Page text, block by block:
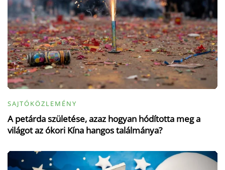
SAJTÓKÖZLEMÉNY
A petárda születése, azaz hogyan hódította meg a
világot az ókori Kína hangos találmánya?